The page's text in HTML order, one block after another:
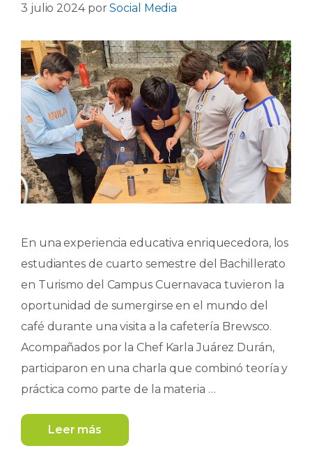
3 julio 2024 porSocial Media
En una experiencia educativa enriquecedora, los
estudiantes de cuarto semestre del Bachillerato
en Turismo del Campus Cuernavaca tuvieron la
oportunidad de sumergirse en el mundo del
café durante una visita a la cafetería Brewsco.
Acompañados por la Chef Karla Juárez Durán,
participaron en una charla que combinó teoría y
práctica como parte de la materia …
Leer más